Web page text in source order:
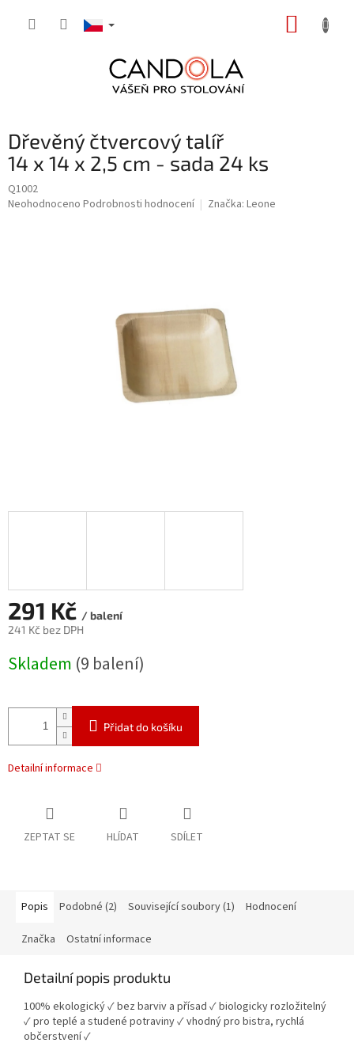
Dřevěný čtvercový talíř
14 x 14 x 2,5 cm - sada 24 ks
Q1002
Průměrné
Neohodnoceno Podrobnosti hodnocení Značka: Leone
291 Kč / balení
241 Kč bez DPH
cena:
Skladem (9 balení)
Přidat do košíku
Detailní informace
ZEPTAT SE HLÍDAT SDÍLET
Popis Podobné (2) Související soubory (1) Hodnocení
Značka Ostatní informace
Detailní popis produktu
100% ekologický ✓ bez barviv a přísad ✓ biologicky rozložitelný
✓ pro teplé a studené potraviny ✓ vhodný pro bistra, rychlá
občerstvení ✓